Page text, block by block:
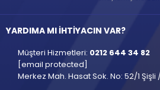
YARDIMA MI İHTİYACIN VAR?
Müşteri Hizmetleri: 0212 644 34 82
[email protected]
Merkez Mah. Hasat Sok. No: 52/1 Şişli